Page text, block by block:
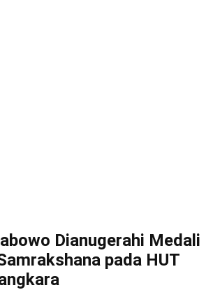
Dianugerahi Medali
pada HUT